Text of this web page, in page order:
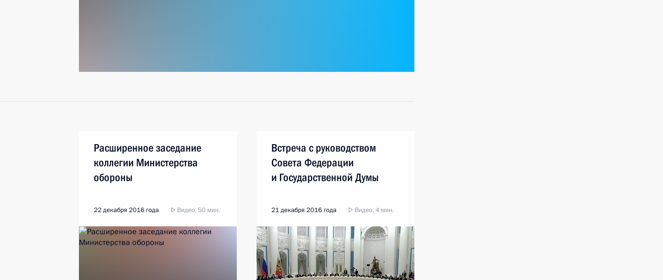
Расширенное заседание
коллегии Министерства
обороны
22 декабря 2016 года Видео, 50 мин.
Встреча с руководством
Совета Федерации
и Государственной Думы
21 декабря 2016 года Видео, 4 мин.